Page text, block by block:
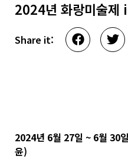
2024년 화랑미술제
Share it:
2024년 6월 27일 ~ 6월 30
윤)